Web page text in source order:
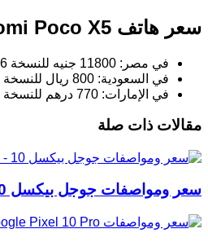
سعر هاتف Xiaomi Poco X5:
في مصر: 11800 جنيه للنسخة 256 جيجا مع 8 جيجا رام.
في السعودية: 800 ريال للنسخة 256 جيجا مع 8 جيجا رام.
في الإمارات: 770 درهم للنسخة 256 جيجا مع 8 جيجا رام.
مقالات ذات صلة
سعر ومواصفات جوجل بيكسل 10 – مزايا وعيوب جهاز Google Pixel 10